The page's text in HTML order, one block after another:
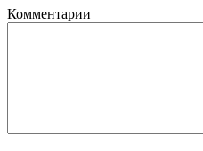
Комментарии